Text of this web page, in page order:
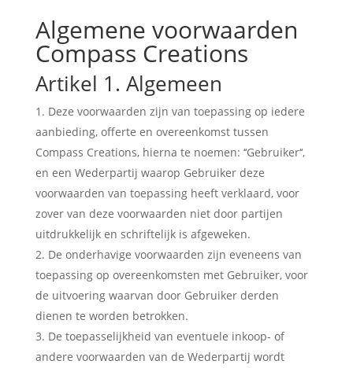
Algemene voorwaarden
Compass Creations
Artikel 1. Algemeen
Deze voorwaarden zijn van toepassing op iedere
aanbieding, offerte en overeenkomst tussen
Compass Creations, hierna te noemen: ‘‘Gebruiker‘‘,
en een Wederpartij waarop Gebruiker deze
voorwaarden van toepassing heeft verklaard, voor
zover van deze voorwaarden niet door partijen
uitdrukkelijk en schriftelijk is afgeweken.
De onderhavige voorwaarden zijn eveneens van
toepassing op overeenkomsten met Gebruiker, voor
de uitvoering waarvan door Gebruiker derden
dienen te worden betrokken.
De toepasselijkheid van eventuele inkoop- of
andere voorwaarden van de Wederpartij wordt